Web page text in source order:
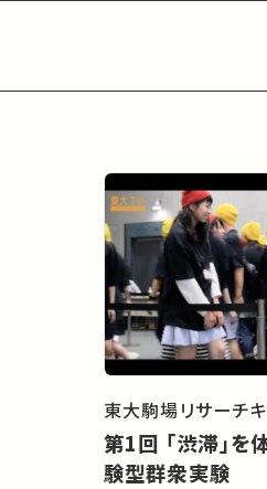
東大駒場リサーチ
第1回 「渋滞」を体験せよ！？：体
験型群衆実験